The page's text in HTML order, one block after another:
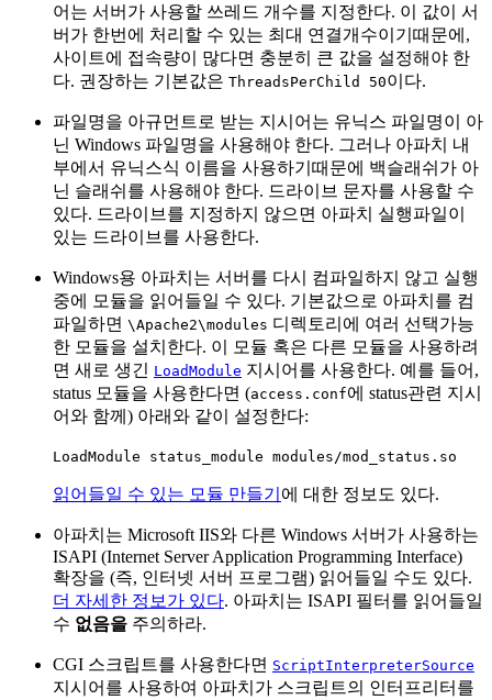
어는 서버가 사용할 쓰레드 개수를 지정한다. 이 값이 서
버가 한번에 처리할 수 있는 최대 연결개수이기때문에,
사이트에 접속량이 많다면 충분히 큰 값을 설정해야 한
다. 권장하는 기본값은 ThreadsPerChild 50이다.
파일명을 아규먼트로 받는 지시어는 유닉스 파일명이 아
닌 Windows 파일명을 사용해야 한다. 그러나 아파치 내
부에서 유닉스식 이름을 사용하기때문에 백슬래쉬가 아
닌 슬래쉬를 사용해야 한다. 드라이브 문자를 사용할 수
있다. 드라이브를 지정하지 않으면 아파치 실행파일이
있는 드라이브를 사용한다.
Windows용 아파치는 서버를 다시 컴파일하지 않고 실행
중에 모듈을 읽어들일 수 있다. 기본값으로 아파치를 컴
파일하면 \Apache2\modules 디렉토리에 여러 선택가능
한 모듈을 설치한다. 이 모듈 혹은 다른 모듈을 사용하려
면 새로 생긴 LoadModule 지시어를 사용한다. 예를 들어,
status 모듈을 사용한다면 (access.conf에 status관련 지시
어와 함께) 아래와 같이 설정한다:
LoadModule status_module modules/mod_status.so
읽어들일 수 있는 모듈 만들기 에 대한 정보도 있다.
아파치는 Microsoft IIS와 다른 Windows 서버가 사용하는
ISAPI (Internet Server Application Programming Interface)
확장을 (즉, 인터넷 서버 프로그램) 읽어들일 수도 있다.
더 자세한 정보가 있다. 아파치는 ISAPI 필터를 읽어들일
수 없음을 주의하라.
CGI 스크립트를 사용한다면 ScriptInterpreterSource
지시어를 사용하여 아파치가 스크립트의 인터프리터를